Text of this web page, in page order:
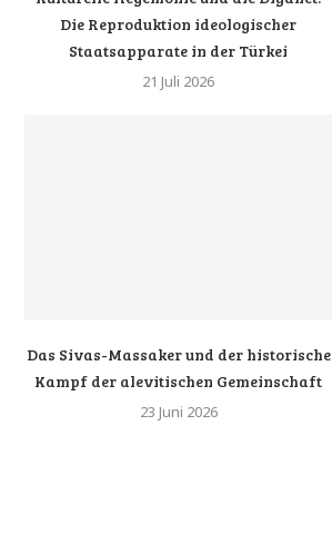
Die Reproduktion ideologischer
Staatsapparate in der Türkei
21 Juli 2026
Das Sivas-Massaker und der historische
Kampf der alevitischen Gemeinschaft
23 Juni 2026